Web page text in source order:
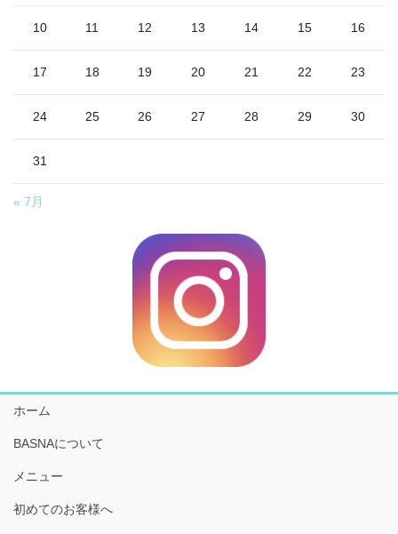
10 11 12 13 14 15 16
17 18 19 20 21 22 23
24 25 26 27 28 29 30
31
« 7月
ホーム
BASNAについて
メニュー
初めてのお客様へ